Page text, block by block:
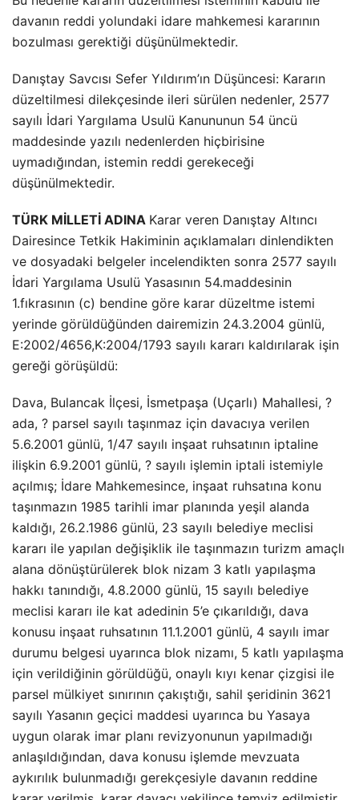
davanın reddi yolundaki idare mahkemesi kararının
bozulması gerektiği düşünülmektedir.
Danıştay Savcısı Sefer Yıldırım’ın Düşüncesi: Kararın
düzeltilmesi dilekçesinde ileri sürülen nedenler, 2577
sayılı İdari Yargılama Usulü Kanununun 54 üncü
maddesinde yazılı nedenlerden hiçbirisine
uymadığından, istemin reddi gerekeceği
düşünülmektedir.
TÜRK MİLLETİ ADINA Karar veren Danıştay Altıncı
Dairesince Tetkik Hakiminin açıklamaları dinlendikten
ve dosyadaki belgeler incelendikten sonra 2577 sayılı
İdari Yargılama Usulü Yasasının 54.maddesinin
1.fıkrasının (c) bendine göre karar düzeltme istemi
yerinde görüldüğünden dairemizin 24.3.2004 günlü,
E:2002/4656,K:2004/1793 sayılı kararı kaldırılarak işin
gereği görüşüldü:
Dava, Bulancak İlçesi, İsmetpaşa (Uçarlı) Mahallesi, ?
ada, ? parsel sayılı taşınmaz için davacıya verilen
5.6.2001 günlü, 1/47 sayılı inşaat ruhsatının iptaline
ilişkin 6.9.2001 günlü, ? sayılı işlemin iptali istemiyle
açılmış; İdare Mahkemesince, inşaat ruhsatına konu
taşınmazın 1985 tarihli imar planında yeşil alanda
kaldığı, 26.2.1986 günlü, 23 sayılı belediye meclisi
kararı ile yapılan değişiklik ile taşınmazın turizm amaçlı
alana dönüştürülerek blok nizam 3 katlı yapılaşma
hakkı tanındığı, 4.8.2000 günlü, 15 sayılı belediye
meclisi kararı ile kat adedinin 5’e çıkarıldığı, dava
konusu inşaat ruhsatının 11.1.2001 günlü, 4 sayılı imar
durumu belgesi uyarınca blok nizamı, 5 katlı yapılaşma
için verildiğinin görüldüğü, onaylı kıyı kenar çizgisi ile
parsel mülkiyet sınırının çakıştığı, sahil şeridinin 3621
sayılı Yasanın geçici maddesi uyarınca bu Yasaya
uygun olarak imar planı revizyonunun yapılmadığı
anlaşıldığından, dava konusu işlemde mevzuata
aykırılık bulunmadığı gerekçesiyle davanın reddine